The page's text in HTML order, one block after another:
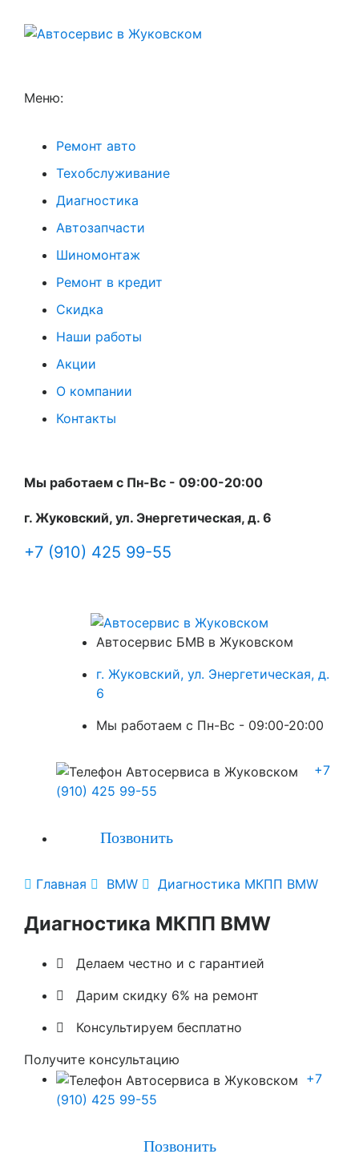
Меню:
Ремонт авто
Техобслуживание
Диагностика
Автозапчасти
Шиномонтаж
Ремонт в кредит
Скидка
Наши работы
Акции
О компании
Контакты
Мы работаем с Пн-Вc - 09:00-20:00
г. Жуковский, ул. Энергетическая, д. 6
+7 (910) 425 99-55
Автосервис БМВ в Жуковском
г. Жуковский, ул. Энергетическая, д.
6
Мы работаем с Пн-Вc - 09:00-20:00
+7
(910) 425 99-55
Позвонить
 Главная  BMW  Диагностика МКПП BMW
Диагностика МКПП BMW
 Делаем честно и с гарантией
 Дарим скидку 6% на ремонт
 Консультируем бесплатно
Получите консультацию
+7
(910) 425 99-55
Позвонить